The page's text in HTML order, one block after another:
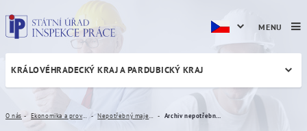
Archiv nepotřebného
KRÁLOVÉHRADECKÝ KRAJ A PARDUBICKÝ KRAJ
O nás
MENU